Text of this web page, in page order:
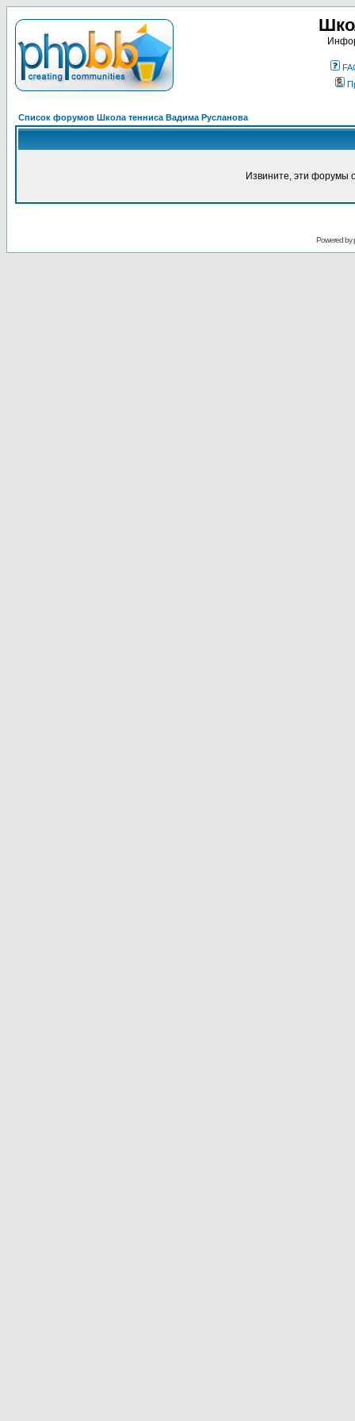
Список форумов Школа тенниса Вадима Русланова
Извините, эти форумы
Powered by